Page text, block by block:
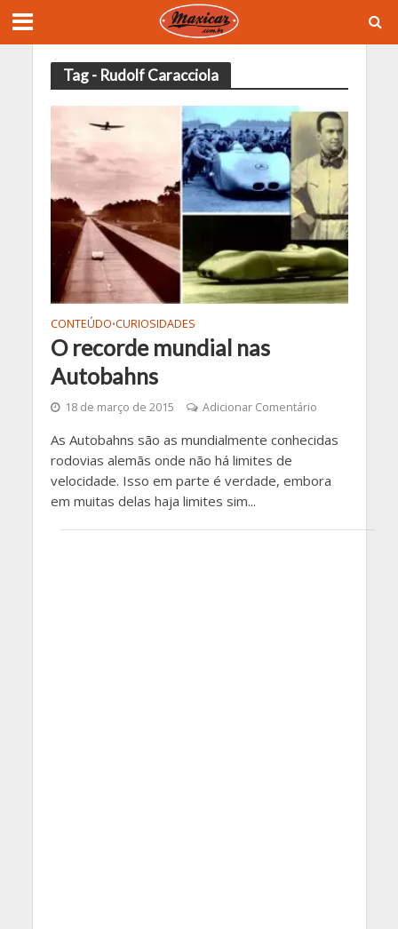
Tag - Rudolf Caracciola
CONTEÚDO•CURIOSIDADES
O recorde mundial nas
Autobahns
18 de março de 2015 Adicionar Comentário
As Autobahns são as mundialmente conhecidas
rodovias alemãs onde não há limites de
velocidade. Isso em parte é verdade, embora
em muitas delas haja limites sim...